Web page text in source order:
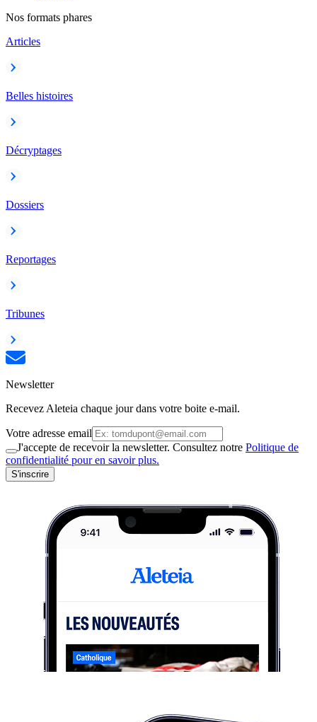
Nos formats phares
Articles
Belles histoires
Décryptages
Dossiers
Reportages
Tribunes
Newsletter
Recevez Aleteia chaque jour dans votre boite e-mail.
Votre adresse email
J'accepte de recevoir la newsletter. Consultez notre Politique de
confidentialité pour en savoir plus.
S'inscrire